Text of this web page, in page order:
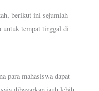
berikut ini sejumlah
untuk tempat tinggal di
para mahasiswa dapat